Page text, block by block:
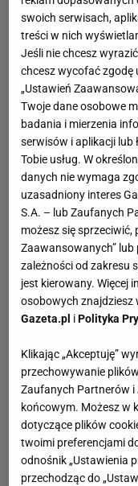
Shakira znalazła
programach
młodzieży. W szkole
- włada płynnie
portugalskim.
brzucha.
Shakira - kariera
Pierwszy swój
Sony Music
album “Magia”.
lata później. Jednak
zatytułowany “Pies
estan los ladrones?”
w 1998 roku),
Unplugged, który
nagrodę Grammy. W
“Laundry Service”,
whenever”,
anglojęzyczne
sukces i rzesze
Zjednoczonych.
swoich serwisach,
treści w nich
Jeśli nie chcesz
chcesz wycofać zgodę
„Ustawień
Twoje dane osobowe
badania i mierzenia
serwisów i aplikacji lub
Tobie usług. W
danych nie wymaga
uzasadniony interes
S.A. – lub Zaufanych
możesz się sprzeciwić,
Zaawansowanych”
zależności od zakresu
jest kierowany. Więcej
osobowych znajdziesz
Gazeta.pl iPolityka
Klikając „Akceptuję”
przechowywanie
Zaufanych Partnerów i
końcowym. Możesz w
dotyczące plików
twoimi preferencjami
odnośnik „Ustawienia
przechodząc do